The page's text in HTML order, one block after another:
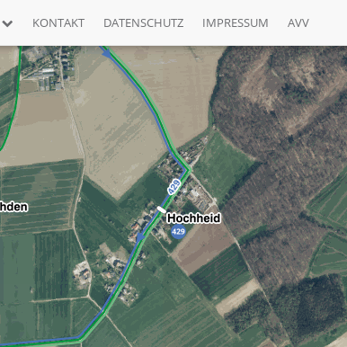
KONTAKT DATENSCHUTZ IMPRESSUM AVV